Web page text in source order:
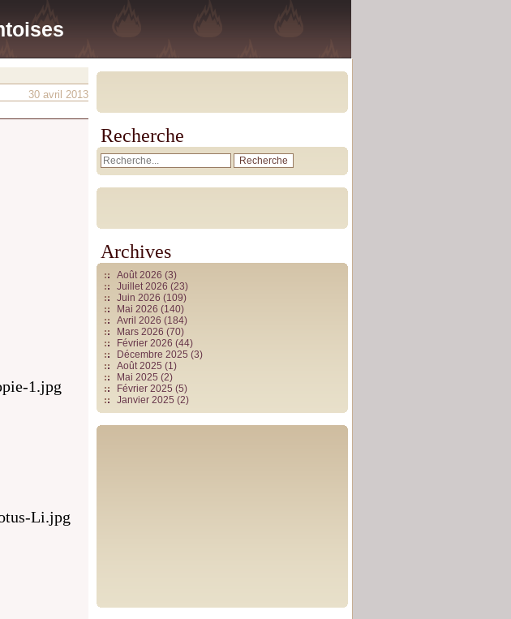
30 avril 2013
Recherche
Archives
Août 2026 (3)
Juillet 2026 (23)
Juin 2026 (109)
Mai 2026 (140)
Avril 2026 (184)
Mars 2026 (70)
Février 2026 (44)
Décembre 2025 (3)
Août 2025 (1)
Mai 2025 (2)
Février 2025 (5)
Janvier 2025 (2)